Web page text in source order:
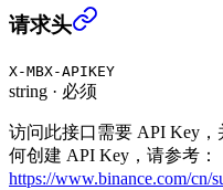
获取 RWUSD 配额详
请求头
X-MBX-APIKEY
string · 必须
访问此接口需要 API Key
何创建 API Key，请参考：
https://www.binance.com/cn/